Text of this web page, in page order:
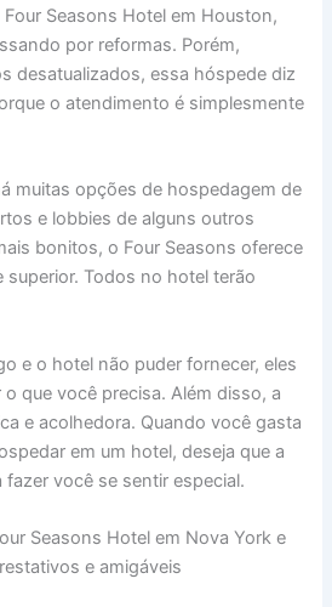
Seasons Hotel em Houston,
por reformas. Porém,
desatualizados, essa hóspede diz
o atendimento é simplesmente
muitas opções de hospedagem de
e lobbies de alguns outros
bonitos, o Four Seasons oferece
Todos no hotel terão
e o hotel não puder fornecer, eles
que você precisa. Além disso, a
e acolhedora. Quando você gasta
em um hotel, deseja que a
você se sentir especial.
Seasons Hotel em Nova York e
e amigáveis